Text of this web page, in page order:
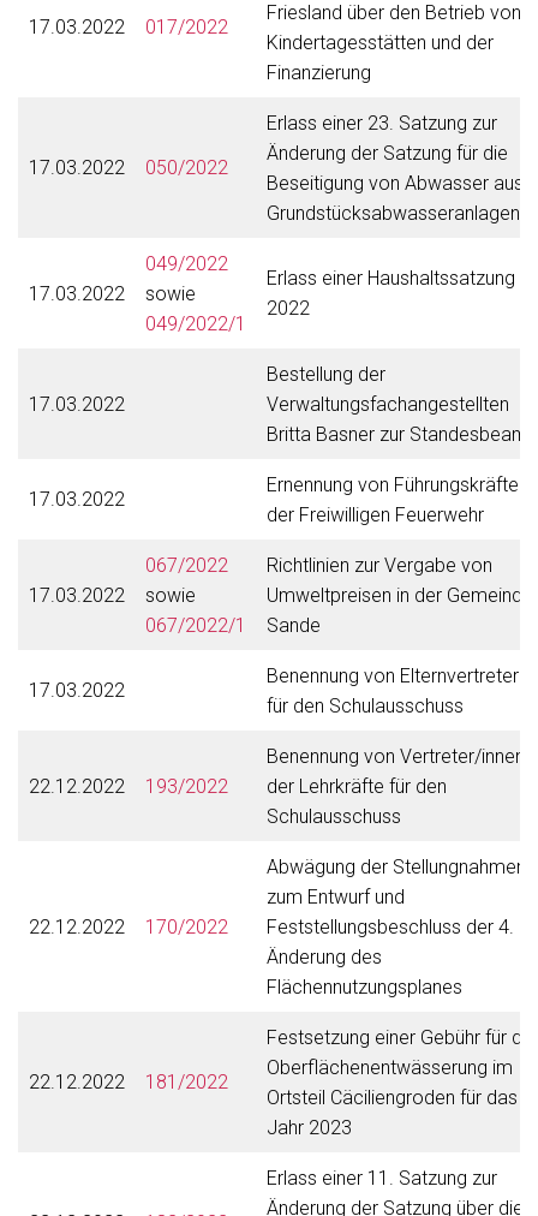
17.03.2022 017/2022
Friesland über den Betrieb von
Kindertagesstätten und der
Finanzierung
17.03.2022 050/2022
Erlass einer 23. Satzung zur
Änderung der Satzung für die
Beseitigung von Abwasser aus
Grundstücksabwasseranlagen
17.03.2022
049/2022
sowie
049/2022/1
Erlass einer Haushaltssatzung
2022
17.03.2022
Bestellung der
Verwaltungsfachangestellten
Britta Basner zur
17.03.2022
Ernennung von Führungskräften
der Freiwilligen Feuerwehr
17.03.2022
067/2022
sowie
067/2022/1
Richtlinien zur Vergabe von
Umweltpreisen in der Gemeinde
Sande
17.03.2022
Benennung von Elternvertretern
für den Schulausschuss
22.12.2022 193/2022
Benennung von Vertreter/innen
der Lehrkräfte für den
Schulausschuss
22.12.2022 170/2022
Abwägung der Stellungnahmen
zum Entwurf und
Feststellungsbeschluss der 4.
Änderung des
Flächennutzungsplanes
22.12.2022 181/2022
Festsetzung einer Gebühr für die
Oberflächenentwässerung im
Ortsteil Cäciliengroden für das
Jahr 2023
Erlass einer 11. Satzung zur
Änderung der Satzung über die